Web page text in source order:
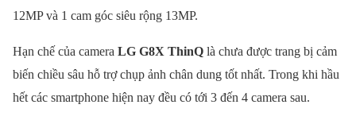
12MP và 1 cam góc siêu rộng 13MP.
Hạn chế của camera LG G8X ThinQ là chưa được trang bị cảm
biến chiều sâu hỗ trợ chụp ảnh chân dung tốt nhất. Trong khi hầu
hết các smartphone hiện nay đều có tới 3 đến 4 camera sau.